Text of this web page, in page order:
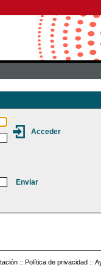
:: Política de privacidad ::